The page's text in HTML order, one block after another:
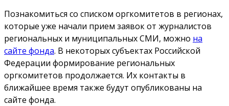
Познакомиться со списком оргкомитетов в регионах,
которые уже начали прием заявок от журналистов
региональных и муниципальных СМИ, можно на
сайте фонда. В некоторых субъектах Российской
Федерации формирование региональных
оргкомитетов продолжается. Их контакты в
ближайшее время также будут опубликованы на
сайте фонда.